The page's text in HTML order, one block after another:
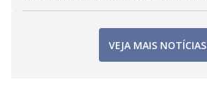
VEJA MAIS NOTÍCIAS